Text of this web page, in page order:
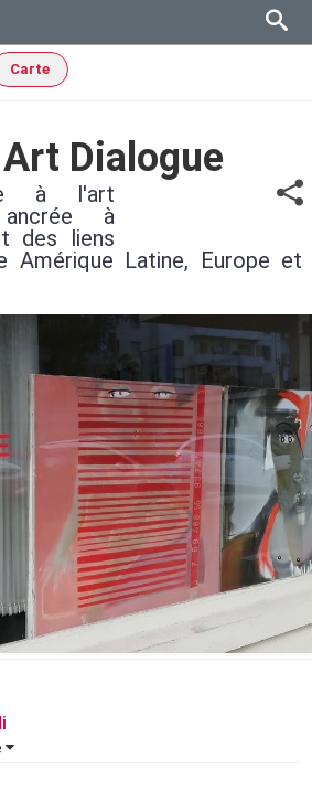
Carte
Dialogue
à l'art
ancrée à
des liens
Amérique Latine, Europe et